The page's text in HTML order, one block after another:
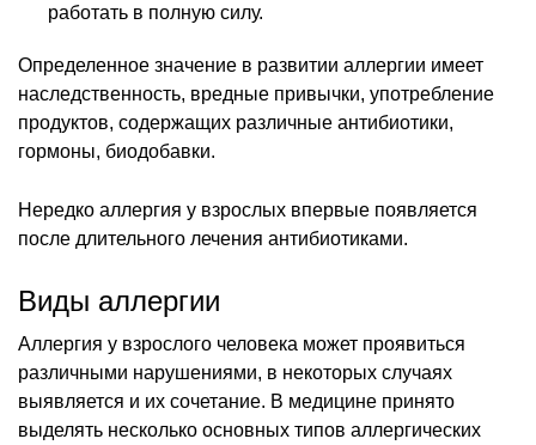
работать в полную силу.
Определенное значение в развитии аллергии имеет
наследственность, вредные привычки, употребление
продуктов, содержащих различные антибиотики,
гормоны, биодобавки.
Нередко аллергия у взрослых впервые появляется
после длительного лечения антибиотиками.
Виды аллергии
Аллергия у взрослого человека может проявиться
различными нарушениями, в некоторых случаях
выявляется и их сочетание. В медицине принято
выделять несколько основных типов аллергических